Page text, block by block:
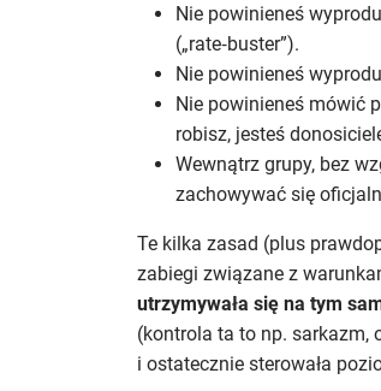
Nie powinieneś
(„rate‑buster”).
Nie powinieneś
Nie powinieneś mówić
robisz, jesteś
Wewnątrz grupy, bez
zachowywać się
Te kilka zasad (plus
zabiegi związane z
utrzymywała się na tym
(kontrola ta to np. sarkazm,
i ostatecznie sterowała